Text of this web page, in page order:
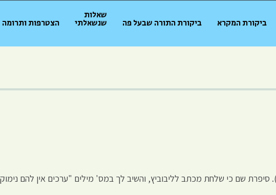
ביקורת המקרא ביקורת התורה שבעל פה
שאלות
שנשאלתי הצטרפות ותרומה
שם כי שלחת מכתב לליבוביץ, והשיב לך במס' מילים "ערכים אין להם נימוק